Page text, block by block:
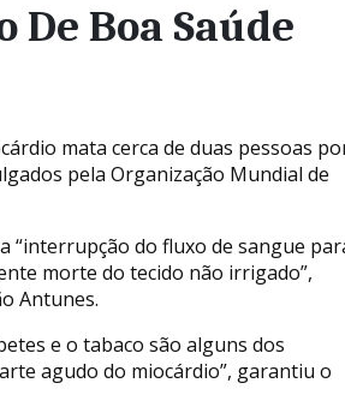
Boa Saúde
mata cerca de duas pessoas
pela Organização Mundial de
“interrupção do fluxo de sangue
morte do tecido não irrigado”,
Antunes.
e o tabaco são alguns dos
agudo do miocárdio”, garantiu o